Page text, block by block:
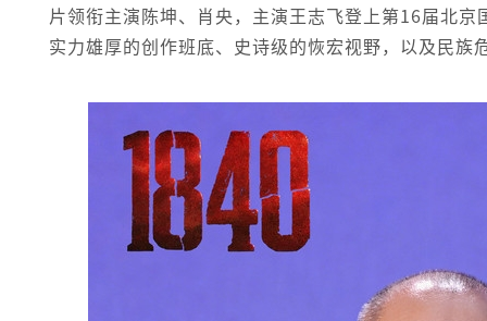
片领衔主演陈坤、肖央，主演王志飞登上第16届北
实力雄厚的创作班底、史诗级的恢宏视野，以及民